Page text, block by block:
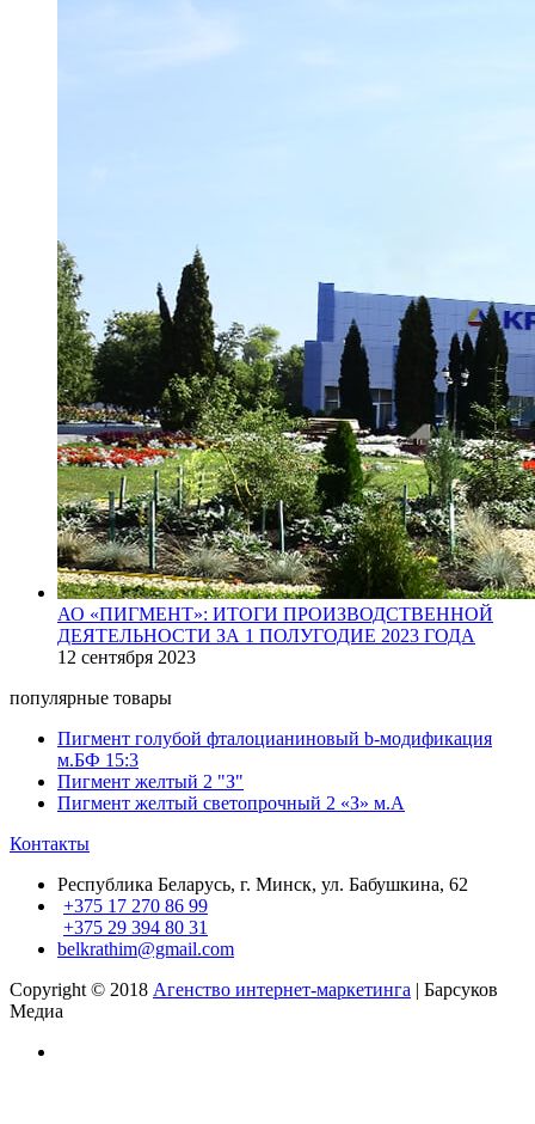
АО «ПИГМЕНТ»: ИТОГИ ПРОИЗВОДСТВЕННОЙ
ДЕЯТЕЛЬНОСТИ ЗА 1 ПОЛУГОДИЕ 2023 ГОДА
12 сентября 2023
популярные товары
Пигмент голубой фталоцианиновый b-модификация
м.БФ 15:3
Пигмент желтый 2 "З"
Пигмент желтый светопрочный 2 «З» м.А
Контакты
Республика Беларусь, г. Минск, ул. Бабушкина, 62
+375 17 270 86 99
+375 29 394 80 31
belkrathim@gmail.com
Copyright © 2018 Агенство интернет-маркетинга | Барсуков
Медиа